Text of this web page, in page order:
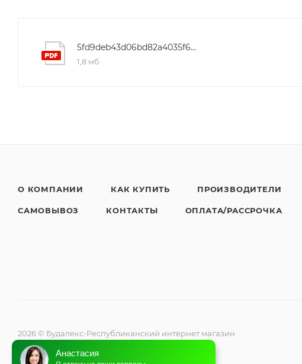
5fd9deb43d06bd82a4035f659bfea110
1,8 мб
О КОМПАНИИ КАК КУПИТЬ ПРОИЗВОДИТЕЛИ
САМОВЫВОЗ КОНТАКТЫ ОПЛАТА/РАССРОЧКА
2026 © Будалекс-Республиканский интернет магазин
климатической техники
Анастасия